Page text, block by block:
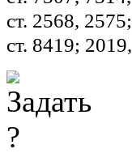
ст. 2568,
ст. 8419;